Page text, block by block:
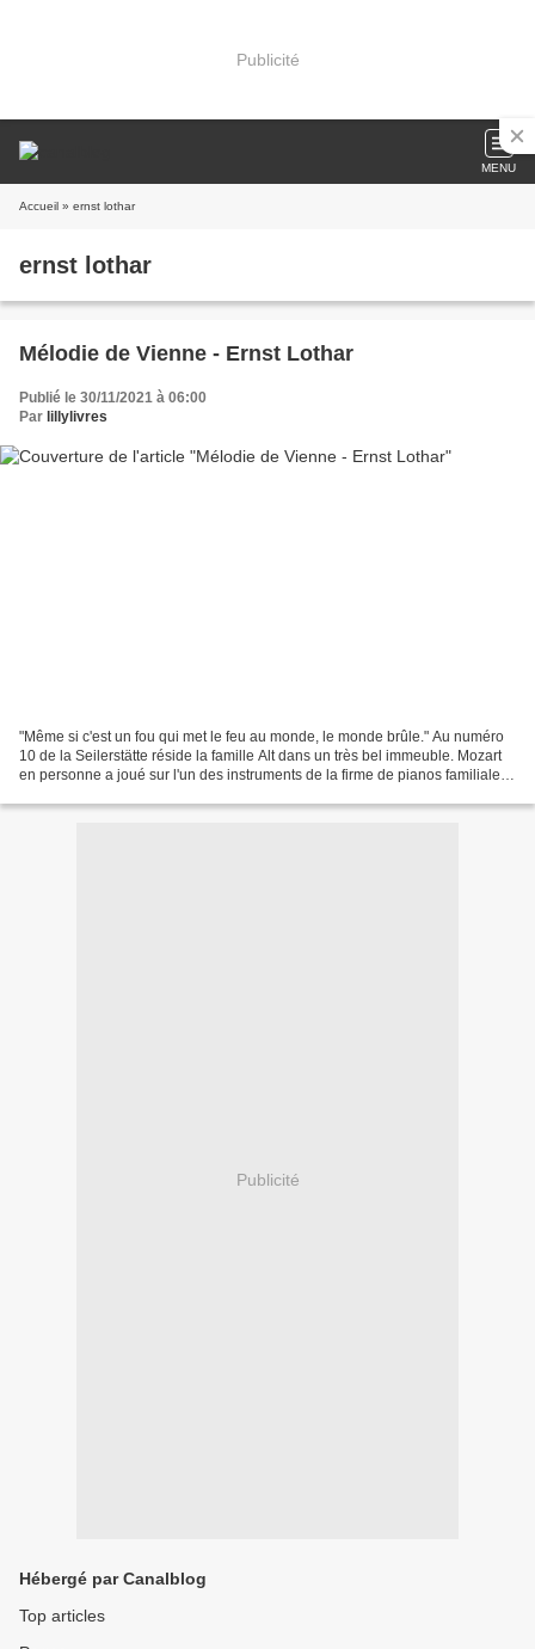
Publicité
MENU
Accueil » ernst lothar
ernst lothar
Mélodie de Vienne - Ernst Lothar
Publié le 30/11/2021 à 06:00
Par lillylivres
"Même si c'est un fou qui met le feu au monde, le monde brûle." Au numéro
10 de la Seilerstätte réside la famille Alt dans un très bel immeuble. Mozart
en personne a joué sur l'un des instruments de la firme de pianos familiale.
Publicité
Hébergé par Canalblog
Top articles